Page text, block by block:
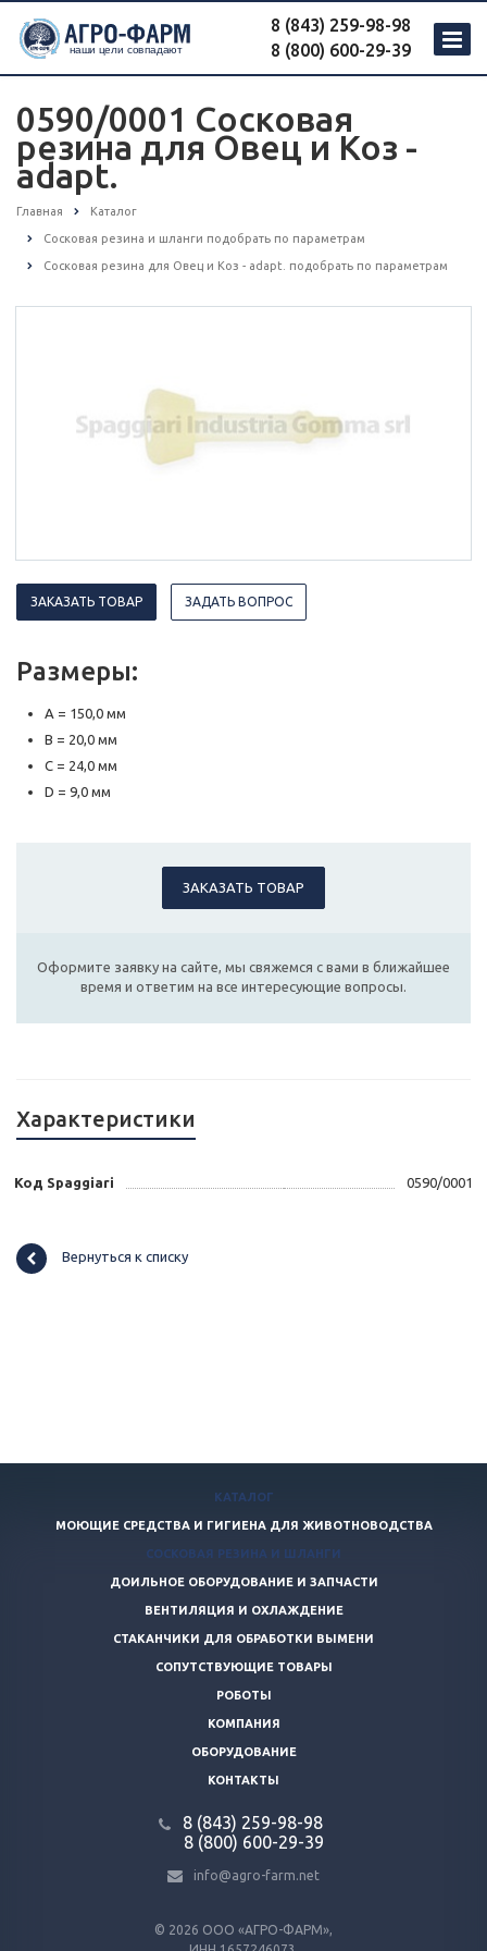
8 (843) 259-98-98
8 (800) 600-29-39
0590/0001 Сосковая
резина для Овец и Коз -
adapt.
Главная Каталог
Сосковая резина и шланги подобрать по параметрам
Сосковая резина для Овец и Коз - adapt. подобрать по параметрам
ЗАКАЗАТЬ ТОВАР ЗАДАТЬ ВОПРОС
Размеры:
A = 150,0 мм
B = 20,0 мм
C = 24,0 мм
D = 9,0 мм
ЗАКАЗАТЬ ТОВАР
Оформите заявку на сайте, мы свяжемся с вами в ближайшее
время и ответим на все интересующие вопросы.
Характеристики
Код Spaggiari 0590/0001
Вернуться к списку
© 2026 ООО «АГРО-ФАРМ»,
КАТАЛОГ
МОЮЩИЕ СРЕДСТВА И ГИГИЕНА ДЛЯ ЖИВОТНОВОДСТВА
СОСКОВАЯ РЕЗИНА И ШЛАНГИ
ДОИЛЬНОЕ ОБОРУДОВАНИЕ И ЗАПЧАСТИ
ВЕНТИЛЯЦИЯ И ОХЛАЖДЕНИЕ
СТАКАНЧИКИ ДЛЯ ОБРАБОТКИ ВЫМЕНИ
СОПУТСТВУЮЩИЕ ТОВАРЫ
РОБОТЫ
КОМПАНИЯ
ОБОРУДОВАНИЕ
КОНТАКТЫ
8 (843) 259-98-98
8 (800) 600-29-39
info@agro-farm.net